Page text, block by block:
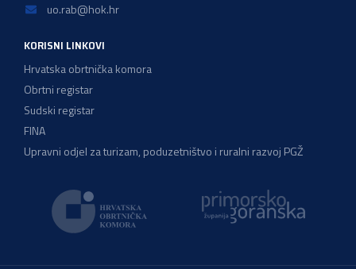
uo.rab@hok.hr
KORISNI LINKOVI
Hrvatska obrtnička komora
Obrtni registar
Sudski registar
FINA
Upravni odjel za turizam, poduzetništvo i ruralni razvoj PGŽ